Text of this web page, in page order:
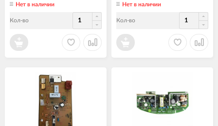
Нет в наличии
Кол-во
Нет в наличии
Кол-во